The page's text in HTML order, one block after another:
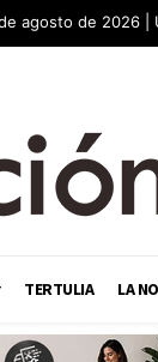
agosto de 2026 |
TERTULIA LA